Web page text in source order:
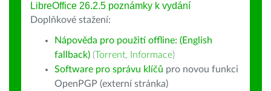
LibreOffice 26.2.5 poznámky k vydání
Doplňkové stažení:
Nápověda pro použití offline: (English
fallback) (Torrent, Informace)
Software pro správu klíčů pro novou funkci
OpenPGP (externí stránka)